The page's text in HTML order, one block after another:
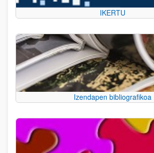
IKERTU
Izendapen bibliografikoa